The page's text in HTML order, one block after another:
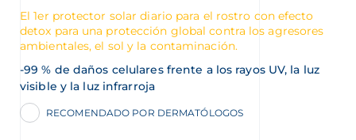
El 1er protector solar diario para el rostro con efecto
detox para una protección global contra los agresores
ambientales, el sol y la contaminación.
-99 % de daños celulares frente a los rayos UV, la luz
visible y la luz infrarroja
RECOMENDADO POR DERMATÓLOGOS